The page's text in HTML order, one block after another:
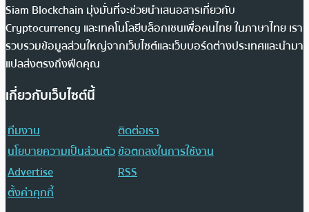
Siam Blockchain มุ่งมั่นที่จะช่วยนำเสนอสารเกี่ยวกับ
Cryptocurrency และเทคโนโลยีบล็อกเชนเพื่อคนไทย ในภาษาไทย เรา
รวบรวมข้อมูลส่วนใหญ่จากเว็บไซต์และเว็บบอร์ดต่างประเทศและนำมา
แปลส่งตรงถึงฟีดคุณ
เกี่ยวกับเว็บไซต์นี้
ทีมงาน
ติดต่อเรา
นโยบายความเป็นส่วนตัวข้อตกลงในการใช้งาน
Advertise
RSS
ตั้งค่าคุกกี้